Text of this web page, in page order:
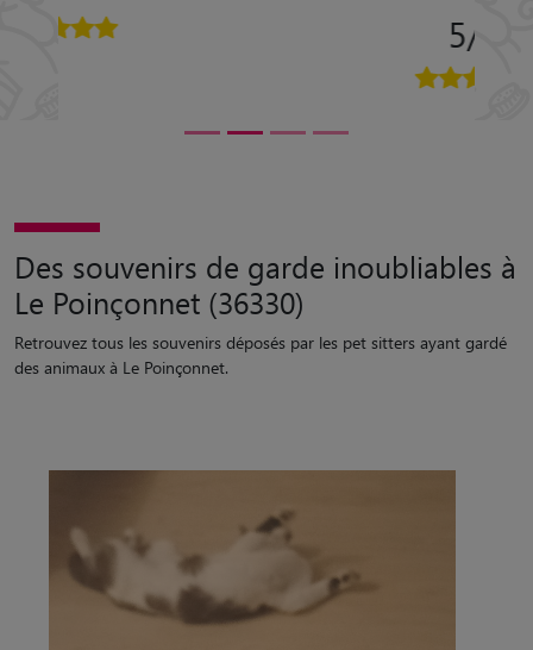
Des souvenirs de garde inoubliables à
Le Poinçonnet (36330)
Retrouvez tous les souvenirs déposés par les pet sitters ayant gardé
des animaux à Le Poinçonnet.